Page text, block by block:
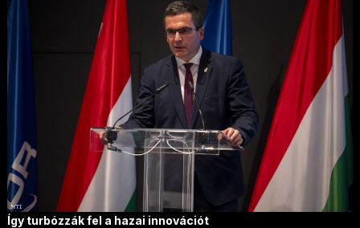
Így turbózzák fel a hazai innovációt